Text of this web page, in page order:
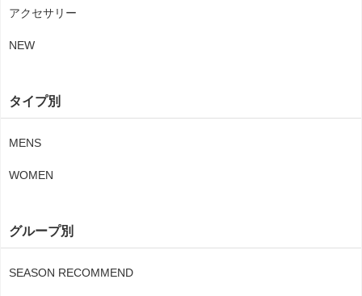
アクセサリー
NEW
タイプ別
MENS
WOMEN
グループ別
SEASON RECOMMEND